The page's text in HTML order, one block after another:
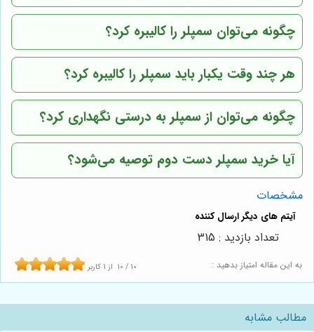
چگونه می‌توان سمپلر را کالیبره کرد؟
هر چند وقت یکبار باید سمپلر را کالیبره کرد؟
چگونه می‌توان از سمپلر به درستی نگهداری کرد؟
آیا خرید سمپلر دست دوم توصیه می‌شود؟
مشخصات
به این مقاله امتیاز بدهید : 10 / 10 از 1 کاربر
تعداد بازدید : 315
مطالب مشابه